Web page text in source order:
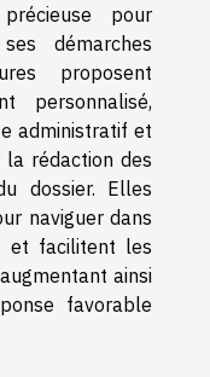
pour
démarches
proposent
personnalisé,
administratif et
rédaction des
dossier. Elles
naviguer dans
et facilitent les
ainsi
favorable